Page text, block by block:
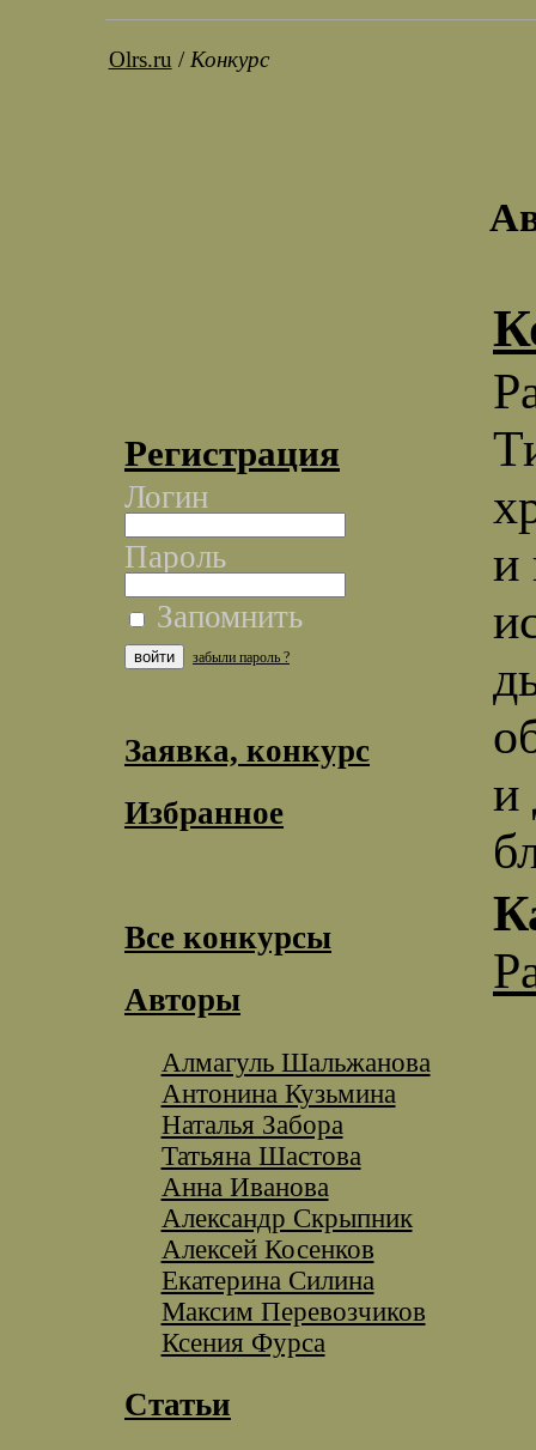
Olrs.ru / Конкурс
Регистрация
Логин
Пароль
Запомнить
забыли пароль ?
Заявка, конкурс
Избранное
Все конкурсы
Авторы
Алмагуль Шальжанова
Антонина Кузьмина
Наталья Забора
Татьяна Шастова
Анна Иванова
Александр Скрыпник
Алексей Косенков
Екатерина Силина
Максим Перевозчиков
Ксения Фурса
Статьи
и
и